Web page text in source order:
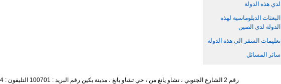
لدي هذه الدولة
البعثات الدبلوماسية لهذه
الدولة لدي الصين
تعليمات السفر الي هذه الدولة
سائر المسائل
رقم 2 الشارع الجنوبي ، تشاو يانغ من ، حي تشاو يانغ ، مدينة بكين رقم البريد : 100701 التليفون : 65961114 - 10 - 86 +